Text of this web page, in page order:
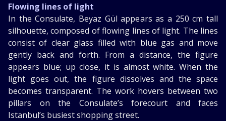
Flowing lines of light
In the Consulate, Beyaz Gül appears as a 250 cm tall
silhouette, composed of flowing lines of light. The lines
consist of clear glass filled with blue gas and move
gently back and forth. From a distance, the figure
appears blue; up close, it is almost white. When the
light goes out, the figure dissolves and the space
becomes transparent. The work hovers between two
pillars on the Consulate’s forecourt and faces
Istanbul’s busiest shopping street.